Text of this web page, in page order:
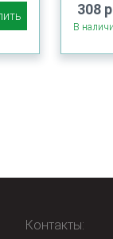
308
В
Контакты: